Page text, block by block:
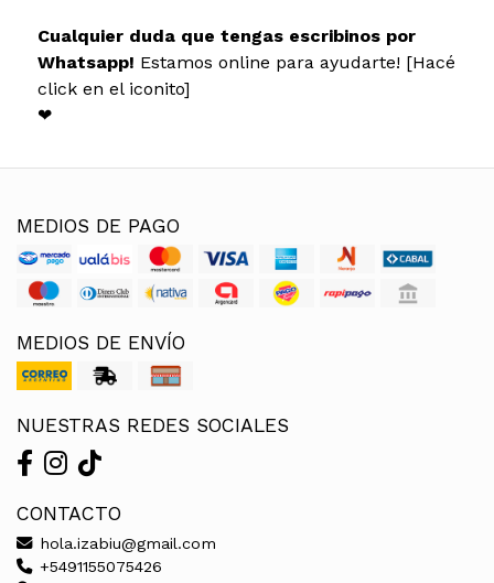
Cualquier duda que tengas escribinos por
Whatsapp! Estamos online para ayudarte! [Hacé
click en el iconito]
❤
MEDIOS DE PAGO
MEDIOS DE ENVÍO
NUESTRAS REDES SOCIALES
CONTACTO
hola.izabiu@gmail.com
+5491155075426